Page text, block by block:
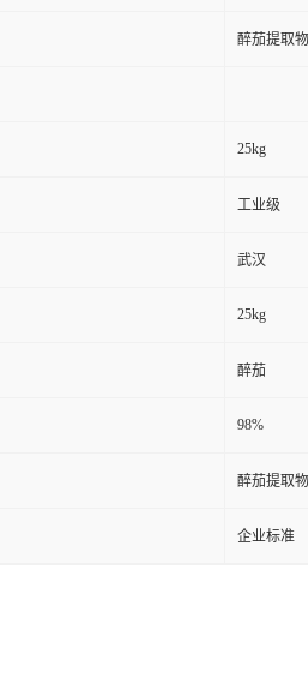
醉茄提取
25kg
工业级
武汉
25kg
醉茄
98%
醉茄提取
企业标准